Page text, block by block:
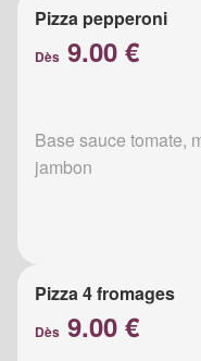
Pizza pepperoni
Dès 9.00 €
Base sauce tomate,
jambon
Pizza 4 fromages
Dès 9.00 €